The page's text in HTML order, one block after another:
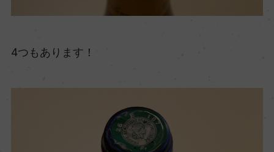
4つもあります！